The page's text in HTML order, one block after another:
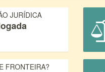
JURÍDICA
FRONTEIRA?